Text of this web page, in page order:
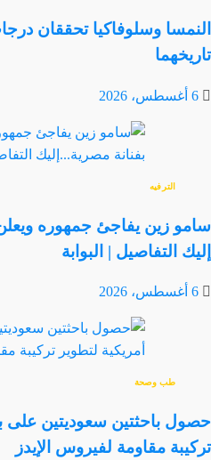
النمسا وسلوفاكيا تحققان
تاريخهما
6 أغسطس، 2026
الترفيه
سامو زين يفاجئ جمهوره
إليك التفاصيل | البوابة
6 أغسطس، 2026
طب وصحة
حصول باحثتين سعوديتين على
تركيبة مقاومة لفيروس الإيدز